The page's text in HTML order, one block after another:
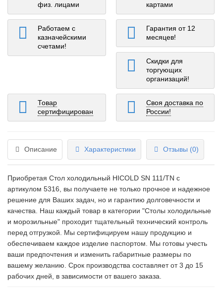
физ. лицами
картами
Работаем с
казначейскими
счетами!
Гарантия от 12
месяцев!
Скидки для
торгующих
организаций!
Товар
сертифицирован
Своя доставка по
России!
Описание Характеристики Отзывы (0)
Приобретая Стол холодильный HICOLD SN 111/TN c
артикулом 5316, вы получаете не только прочное и надежное
решение для Ваших задач, но и гарантию долговечности и
качества. Наш каждый товар в категории "Столы холодильные
и морозильные" проходит тщательный технический контроль
перед отгрузкой. Мы сертифицируем нашу продукцию и
обеспечиваем каждое изделие паспортом. Мы готовы учесть
ваши предпочтения и изменить габаритные размеры по
вашему желанию. Срок производства составляет от 3 до 15
рабочих дней, в зависимости от вашего заказа.